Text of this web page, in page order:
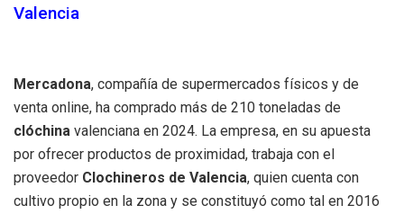
Valencia
Mercadona, compañía de supermercados físicos y de
venta online, ha comprado más de 210 toneladas de
clóchina valenciana en 2024. La empresa, en su apuesta
por ofrecer productos de proximidad, trabaja con el
proveedor Clochineros de Valencia, quien cuenta con
cultivo propio en la zona y se constituyó como tal en 2016